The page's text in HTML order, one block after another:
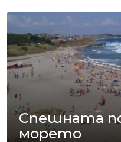
Спешната
морето